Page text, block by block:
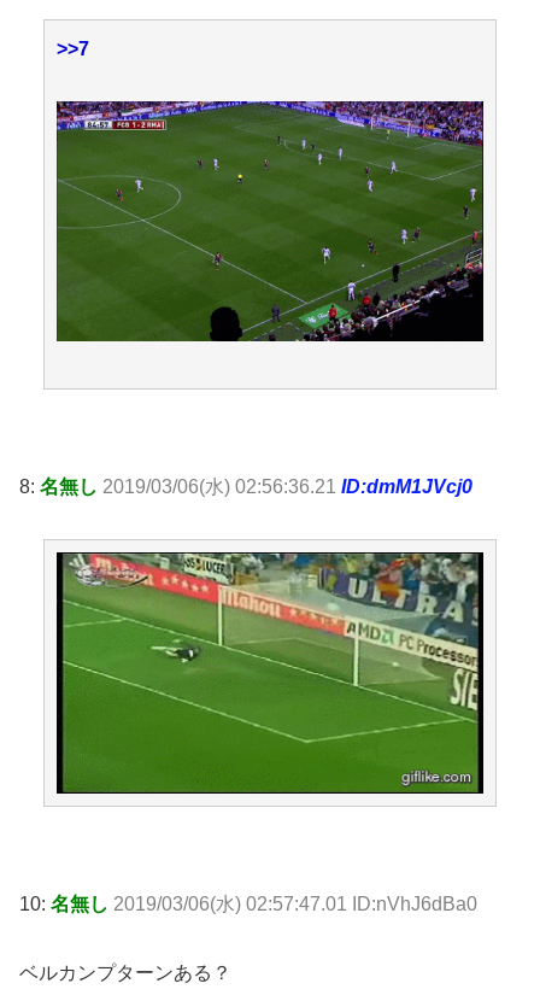
>>7
8: 名無し 2019/03/06(水) 02:56:36.21 ID:dmM1JVcj0
10: 名無し 2019/03/06(水) 02:57:47.01 ID:nVhJ6dBa0
ベルカンプターンある？